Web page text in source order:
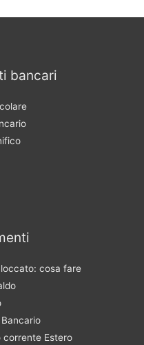
bancari
cosa fare
corrente Estero